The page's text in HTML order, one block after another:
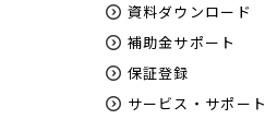
資料ダウンロード
補助金サポート
保証登録
サービス・サポート